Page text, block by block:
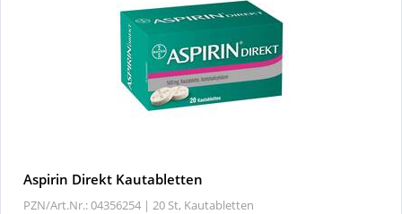
Aspirin Direkt Kautabletten
PZN/Art.Nr.: 04356254 | 20 St, Kautabletten